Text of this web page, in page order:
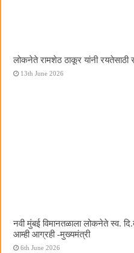
लोकनेते रामशेठ ठाकूर यांनी रयतेसाठी
13th June 2026
नवी मुंबई विमानतळाला लोकनेते स्व.
आम्ही आग्रही -मुख्यमंत्री
6th June 2026